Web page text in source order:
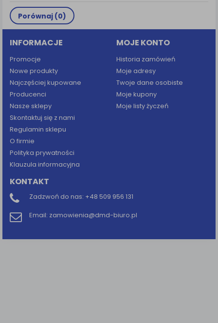
Porównaj (0)
INFORMACJE
Promocje
Nowe produkty
Najczęściej kupowane
Producenci
Nasze sklepy
Skontaktuj się z nami
Regulamin sklepu
O firmie
Polityka prywatności
Klauzula informacyjna
MOJE KONTO
Historia zamówień
Moje adresy
Twoje dane osobiste
Moje kupony
Moje listy życzeń
KONTAKT
Zadzwoń do nas: +48 509 956 131
Email: zamowienia@dmd-biuro.pl